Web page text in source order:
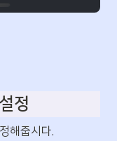
정
해줍시다.